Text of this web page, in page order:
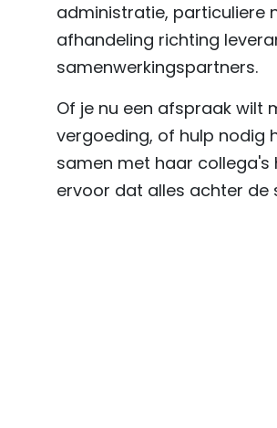
administratie, particuliere
afhandeling richting
samenwerkingspartners.
Of je nu een afspraak wilt
vergoeding, of hulp nodig
samen met haar
ervoor dat alles achter de